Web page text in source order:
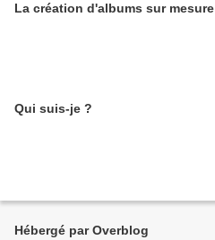
La création d'albums sur mesure
Qui suis-je ?
Hébergé par Overblog